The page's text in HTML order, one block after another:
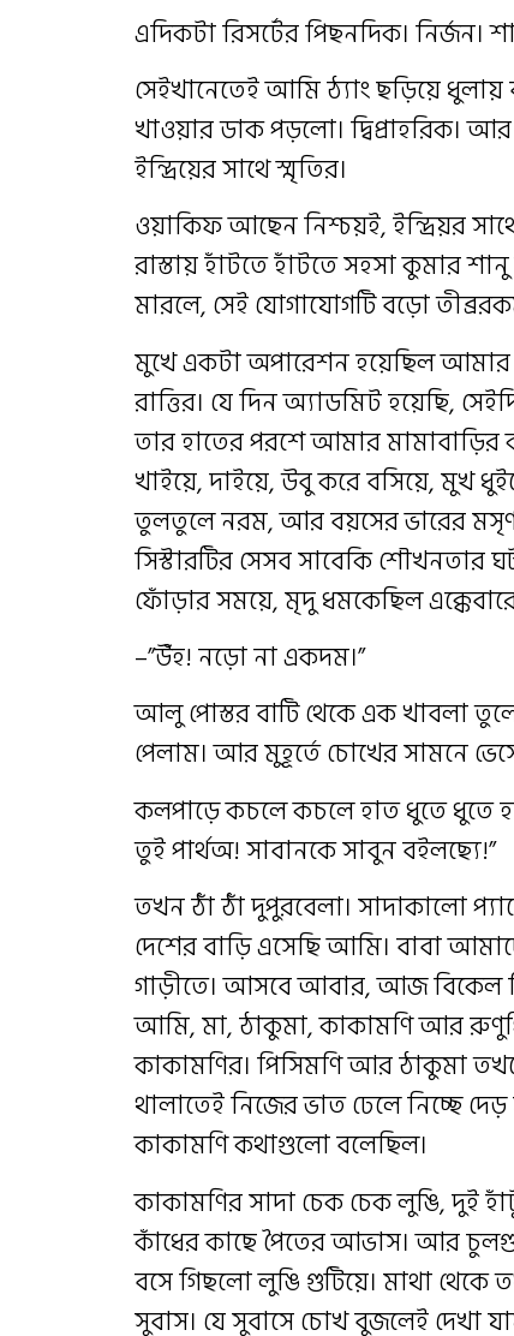
এদিকটা রিসর্টের পিছনদিক। নির্জন।
সেইখানেতেই আমি ঠ্যাং ছড়িয়ে ধুলায়
খাওয়ার ডাক পড়লো। দ্বিপ্রাহরিক।
ইন্দ্রিয়ের সাথে স্মৃতির।
ওয়াকিফ আছেন নিশ্চয়ই, ইন্দ্রিয়র
রাস্তায় হাঁটতে হাঁটতে সহসা কুমার
মারলে, সেই যোগাযোগটি বড়ো
মুখে একটা অপারেশন হয়েছিল আমার
রাত্তির। যে দিন অ্যাডমিট হয়েছি,
তার হাতের পরশে আমার মামাবাড়ির
খাইয়ে, দাইয়ে, উবু করে বসিয়ে, মুখ
তুলতুলে নরম, আর বয়সের ভারের
সিস্টারটির সেসব সাবেকি
ফোঁড়ার সময়ে, মৃদু ধমকেছিল
–”উঁহ! নড়ো না একদম।”
আলু পোস্তর বাটি থেকে এক খাবলা
পেলাম। আর মুহূর্তে চোখের সামনে
কলপাড়ে কচলে কচলে হাত ধুতে ধুতে
তুই পার্থঅ! সাবানকে সাবুন বইলছ্যে!”
তখন ঠাঁ ঠাঁ দুপুরবেলা। সাদাকালো
দেশের বাড়ি এসেছি আমি। বাবা
গাড়ীতে। আসবে আবার, আজ বিকেল
আমি, মা, ঠাকুমা, কাকামণি আর
কাকামণির। পিসিমণি আর ঠাকুমা
থালাতেই নিজের ভাত ঢেলে নিচ্ছে
কাকামণি কথাগুলো বলেছিল।
কাকামণির সাদা চেক চেক লুঙি, দুই
কাঁধের কাছে পৈতের আভাস। আর
বসে গিছলো লুঙি গুটিয়ে। মাথা
সুবাস। যে সুবাসে চোখ বুজলেই দেখা